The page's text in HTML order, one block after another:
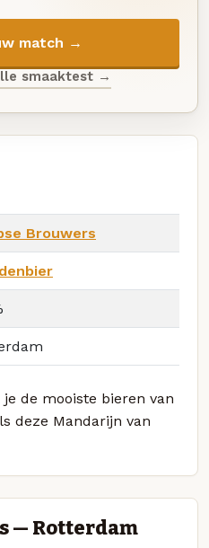
match →
smaaktest →
Brouwers
de mooiste bieren van
deze Mandarijn van
— Rotterdam